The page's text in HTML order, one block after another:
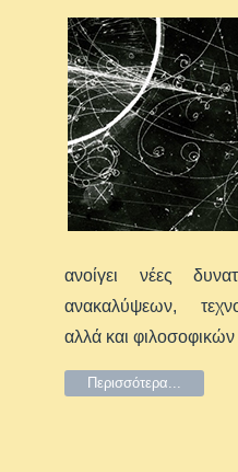
ανοίγει νέες
ανακαλύψεων,
αλλά και
Περισσότερα...